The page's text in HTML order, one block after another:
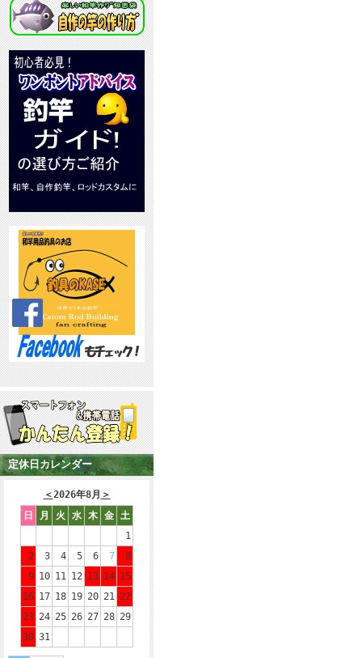
定休日カレンダー
＜2026年8月 ＞
日
月 火 水 木 金
土
1
2
3 4 5 6 7
8
9 10 11 12 13 14 15
16 17 18 19 20 21 22
23 24 25 26 27 28 29
30 31